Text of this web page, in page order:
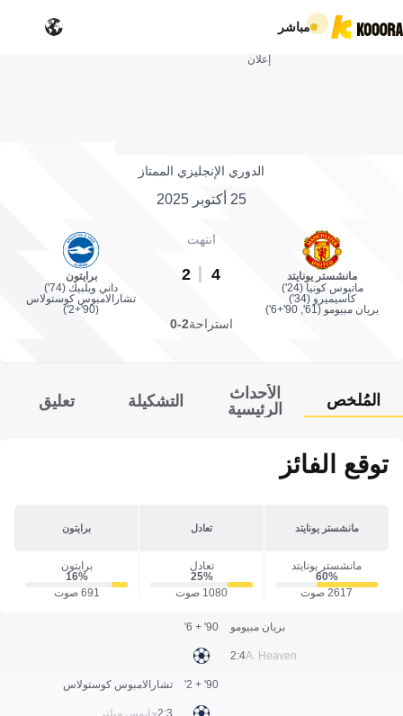
مباشر
إعلان
الدوري الإنجليزي الممتاز
25 أكتوبر 2025
مانشستر يونايتد
ماتيوس كونيا (24')
كاسيميرو (34')
بريان مبيومو (61', 90'+6')
انتهت
4
2
برايتون
داني ويلبيك (74')
تشارالامبوس كوستولاس
(90'+2')
استراحة2-0
المُلخص
الأحداث
الرئيسية
التشكيلة تعليق
توقع الفائز
مانشستر يونايتد تعادل برايتون
مانشستر يونايتد
60‎%‎
2617 صوت
تعادل
25‎%‎
1080 صوت
برايتون
16‎%‎
691 صوت
بريان مبيومو
A. Heaven
4:2
90' + 6'
تشارالامبوس كوستولاس
جايمس ميلنر3:2
90' + 2'